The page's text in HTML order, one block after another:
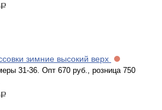
р.
зимние высокий верх
31-36. Опт 670 руб., розница 750
р.